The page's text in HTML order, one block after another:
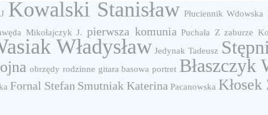
Kowalski Stanisław Płuciennik Wdowska
Mikołajczyk J. pierwsza komunia Puchała Z zaburze
Władysław Jedynak Tadeusz
obrzędy rodzinne gitara basowa portret Błaszczyk
Fornal Stefan Smutniak Katerina Pacanowska Kłosek